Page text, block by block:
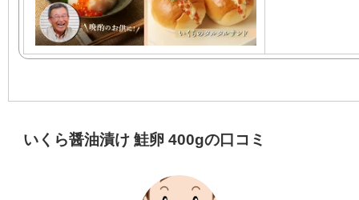
いくら醤油漬け 鮭卵 400gの口コミ